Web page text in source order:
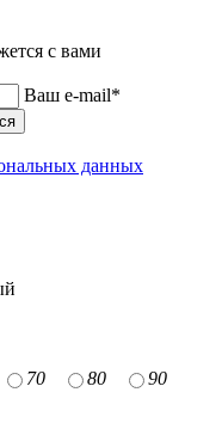
с вами
Ваш e-mail*
данных
70 80
90